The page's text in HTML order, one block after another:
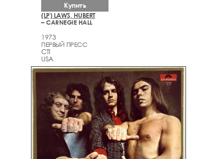
(LP) LAWS, HUBERT
– CARNEGIE HALL
1973
ПЕРВЫЙ ПРЕСС
CTI
USA
Купить